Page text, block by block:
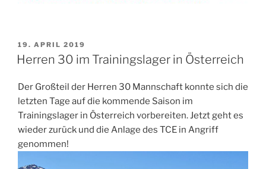
VERÖFFENTLICHT
AM
19. APRIL 2019
Herren 30 im Trainingslager in Österreich
Der Großteil der Herren 30 Mannschaft konnte sich die
letzten Tage auf die kommende Saison im
Trainingslager in Österreich vorbereiten. Jetzt geht es
wieder zurück und die Anlage des TCE in Angriff
genommen!